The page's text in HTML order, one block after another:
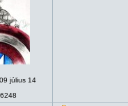
július 14
6248